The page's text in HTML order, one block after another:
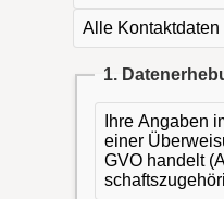
Alle
1.
Ihre Angaben
einer
GVO handelt